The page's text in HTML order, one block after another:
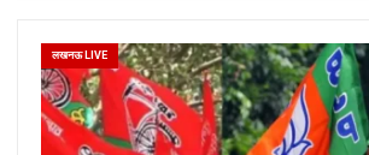
लखनऊ LIVE